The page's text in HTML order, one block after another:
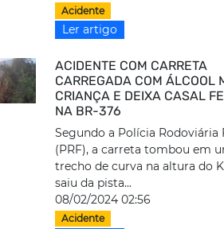
Acidente
Ler artigo
ACIDENTE COM CARRETA
CARREGADA COM ÁLCOOL
CRIANÇA E DEIXA CASAL
NA BR-376
Segundo a Polícia Rodoviária
(PRF), a carreta tombou em
trecho de curva na altura do
saiu da pista...
08/02/2024 02:56
Acidente